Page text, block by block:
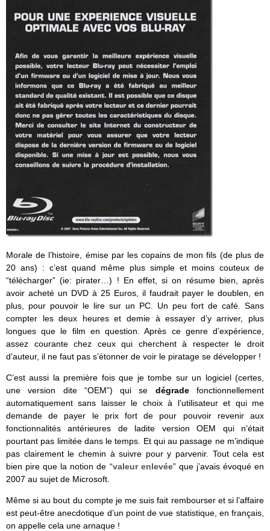
Morale de l’histoire, émise par les copains de mon fils (de plus de
20 ans) : c’est quand même plus simple et moins couteux de
“télécharger” (ie: pirater…) ! En effet, si on résume bien, après
avoir acheté un DVD à 25 Euros, il faudrait payer le doublen, en
plus, pour pouvoir le lire sur un PC. Un peu fort de café. Sans
compter les deux heures et demie à essayer d’y arriver, plus
longues que le film en question. Après ce genre d’expérience,
assez courante chez ceux qui cherchent à respecter le droit
d’auteur, il ne faut pas s’étonner de voir le piratage se développer !
C’est aussi la première fois que je tombe sur un logiciel (certes,
une version dite “OEM”) qui se dégradefonctionnellement
automatiquement sans laisser le choix à l’utilisateur et qui me
demande de payer le prix fort de pour pouvoir revenir aux
fonctionnalités antérieures de ladite version OEM qui n’était
pourtant pas limitée dans le temps. Et qui au passage ne m’indique
pas clairement le chemin à suivre pour y parvenir. Tout cela est
bien pire que la notion de “valeur enlevée” que j’avais évoqué en
2007 au sujet de Microsoft.
Même si au bout du compte je me suis fait rembourser et si l’affaire
est peut-être anecdotique d’un point de vue statistique, en français,
on appelle cela une arnaque !